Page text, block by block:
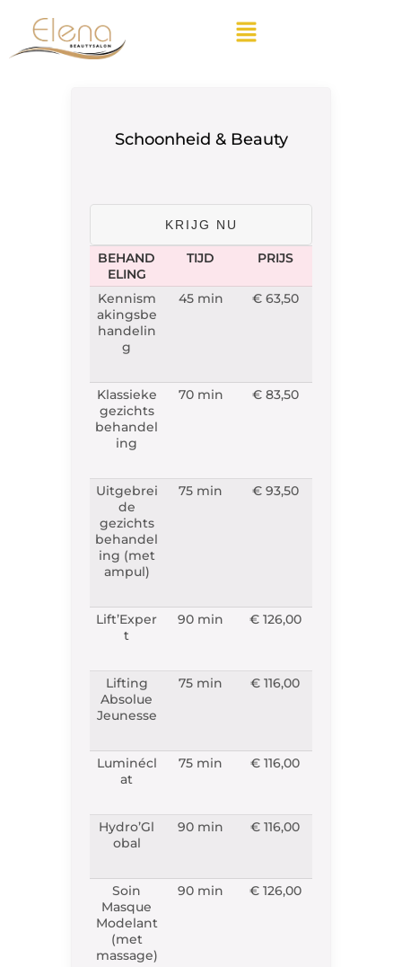
Schoonheid & Beauty
KRIJG NU
BEHAND
ELING
TIJD PRIJS
Kennism
akingsbe
handelin
g
45 min € 63,50
Klassieke
gezichts
behandel
ing
70 min € 83,50
Uitgebrei
de
gezichts
behandel
ing (met
ampul)
75 min € 93,50
Lift’Exper
t
90 min € 126,00
Lifting
Absolue
Jeunesse
75 min € 116,00
Luminécl
at
75 min € 116,00
Hydro’Gl
obal
90 min € 116,00
Soin
Masque
Modelant
(met
massage)
90 min € 126,00